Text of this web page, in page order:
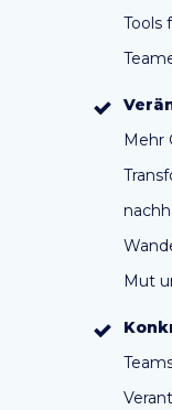
Tools
Mehr
Mut